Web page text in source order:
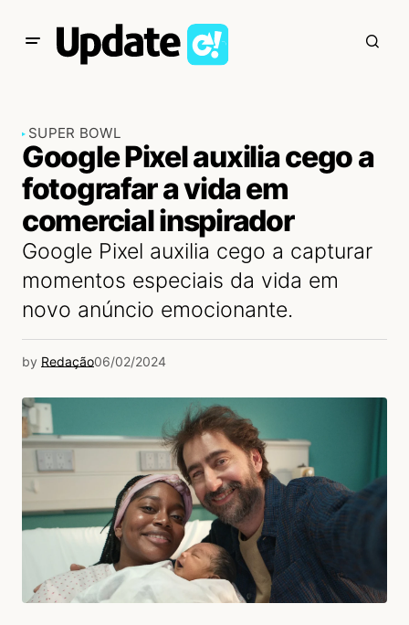
SUPER BOWL
Google Pixel auxilia cego a
fotografar a vida em
comercial inspirador
Google Pixel auxilia cego a capturar
momentos especiais da vida em
novo anúncio emocionante.
by Redação06/02/2024